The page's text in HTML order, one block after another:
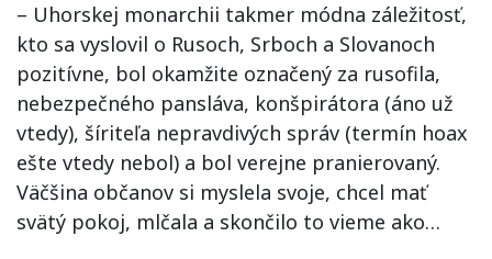
– Uhorskej monarchii takmer módna záležitosť,
kto sa vyslovil o Rusoch, Srboch a Slovanoch
pozitívne, bol okamžite označený za rusofila,
nebezpečného pansláva, konšpirátora (áno už
vtedy), šíriteľa nepravdivých správ (termín hoax
ešte vtedy nebol) a bol verejne pranierovaný.
Väčšina občanov si myslela svoje, chcel mať
svätý pokoj, mlčala a skončilo to vieme ako…